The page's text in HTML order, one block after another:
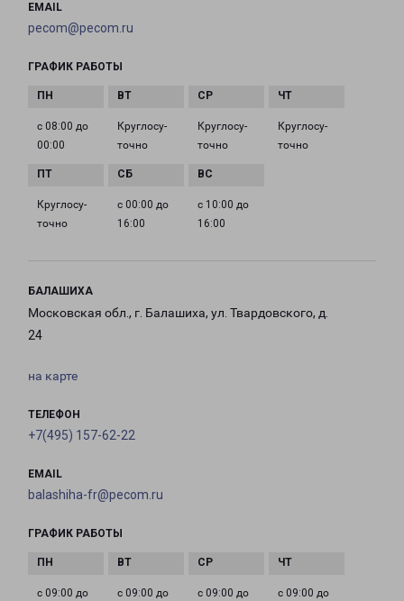
EMAIL
pecom@pecom.ru
ГРАФИК РАБОТЫ
с 08:00 до
00:00
Круглосу­
точно
Круглосу­
точно
Круглосу­
точно
Круглосу­
точно
с 00:00 до
16:00
с 10:00 до
16:00
БАЛАШИХА
Московская обл., г. Балашиха, ул. Твардовского, д.
24
на карте
ТЕЛЕФОН
+7(495) 157-62-22
EMAIL
balashiha-fr@pecom.ru
ГРАФИК РАБОТЫ
с 09:00 до
с 09:00 до
с 09:00 до
с 09:00 до